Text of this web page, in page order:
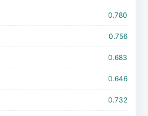
0.780
0.756
0.683
0.646
0.732